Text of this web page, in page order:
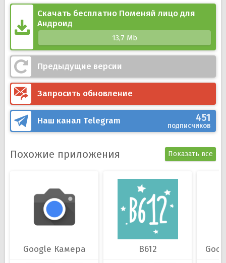
Большая панель настроек, инструментов и
элементов;
Можно делиться измененными фото через
социальные сети.
Скачать бесплатно Поменяй лицо для
Андроид
13,7 Mb
Предыдущие версии
Запросить обновление
Наш канал Telegram 451
подписчиков
Похожие приложения Показать все
Google Камера B612